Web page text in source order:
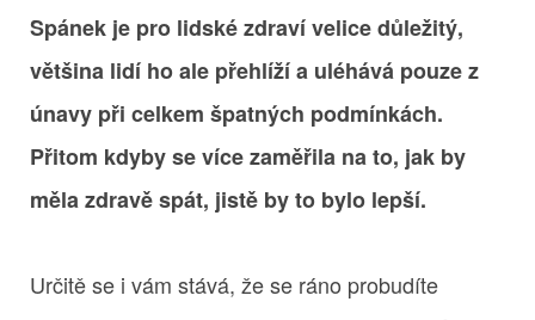
Spánek je pro lidské zdraví velice důležitý,
většina lidí ho ale přehlíží a uléhává pouze z
únavy při celkem špatných podmínkách.
Přitom kdyby se více zaměřila na to, jak by
měla zdravě spát, jistě by to bylo lepší.
Určitě se i vám stává, že se ráno probudíte